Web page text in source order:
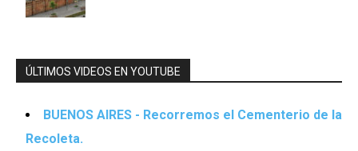
ÚLTIMOS VIDEOS EN YOUTUBE
BUENOS AIRES - Recorremos el Cementerio de la
Recoleta.